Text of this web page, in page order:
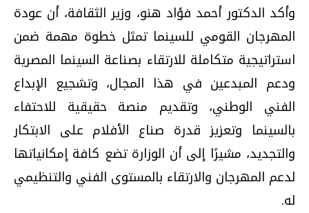
وأكد الدكتور أحمد فؤاد هنو، وزير الثقافة، أن عودة
المهرجان القومي للسينما تمثل خطوة مهمة ضمن
استراتيجية متكاملة للارتقاء بصناعة السينما المصرية
ودعم المبدعين في هذا المجال، وتشجيع الإبداع
الفني الوطني، وتقديم منصة حقيقية للاحتفاء
بالسينما وتعزيز قدرة صناع الأفلام على الابتكار
والتجديد، مشيرًا إلى أن الوزارة تضع كافة إمكانياتها
لدعم المهرجان والارتقاء بالمستوى الفني والتنظيمي
له.